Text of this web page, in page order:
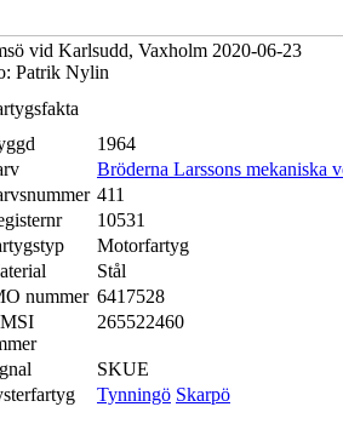
vid Karlsudd, Vaxholm 2020-06-23
Patrik Nylin
1964
Bröderna Larssons mekaniska
411
10531
Motorfartyg
Stål
nummer 6417528
265522460
SKUE
Tynningö Skarpö